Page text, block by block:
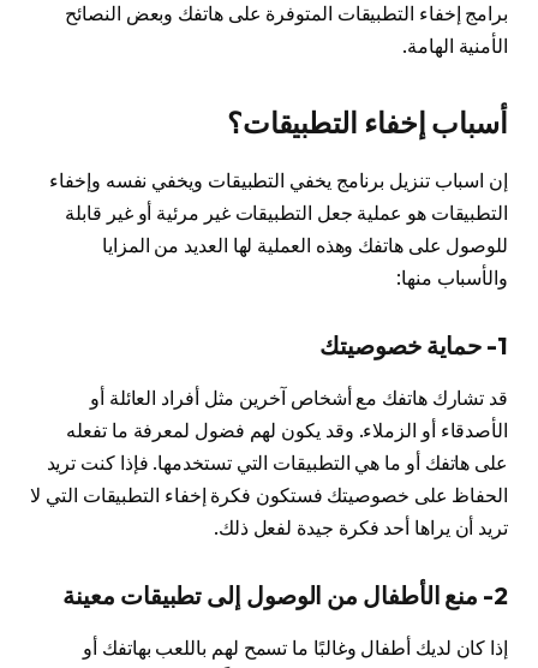
برامج إخفاء التطبيقات المتوفرة على هاتفك وبعض النصائح
الأمنية الهامة.
أسباب إخفاء التطبيقات؟
إن اسباب تنزيل برنامج يخفي التطبيقات ويخفي نفسه وإخفاء
التطبيقات هو عملية جعل التطبيقات غير مرئية أو غير قابلة
للوصول على هاتفك وهذه العملية لها العديد من المزايا
والأسباب منها:
1- حماية خصوصيتك
قد تشارك هاتفك مع أشخاص آخرين مثل أفراد العائلة أو
الأصدقاء أو الزملاء. وقد يكون لهم فضول لمعرفة ما تفعله
على هاتفك أو ما هي التطبيقات التي تستخدمها. فإذا كنت تريد
الحفاظ على خصوصيتك فستكون فكرة إخفاء التطبيقات التي لا
تريد أن يراها أحد فكرة جيدة لفعل ذلك.
2- منع الأطفال من الوصول إلى تطبيقات معينة
إذا كان لديك أطفال وغالبًا ما تسمح لهم باللعب بهاتفك أو